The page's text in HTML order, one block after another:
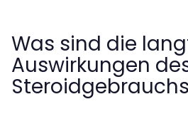
Was sind die
Auswirkungen